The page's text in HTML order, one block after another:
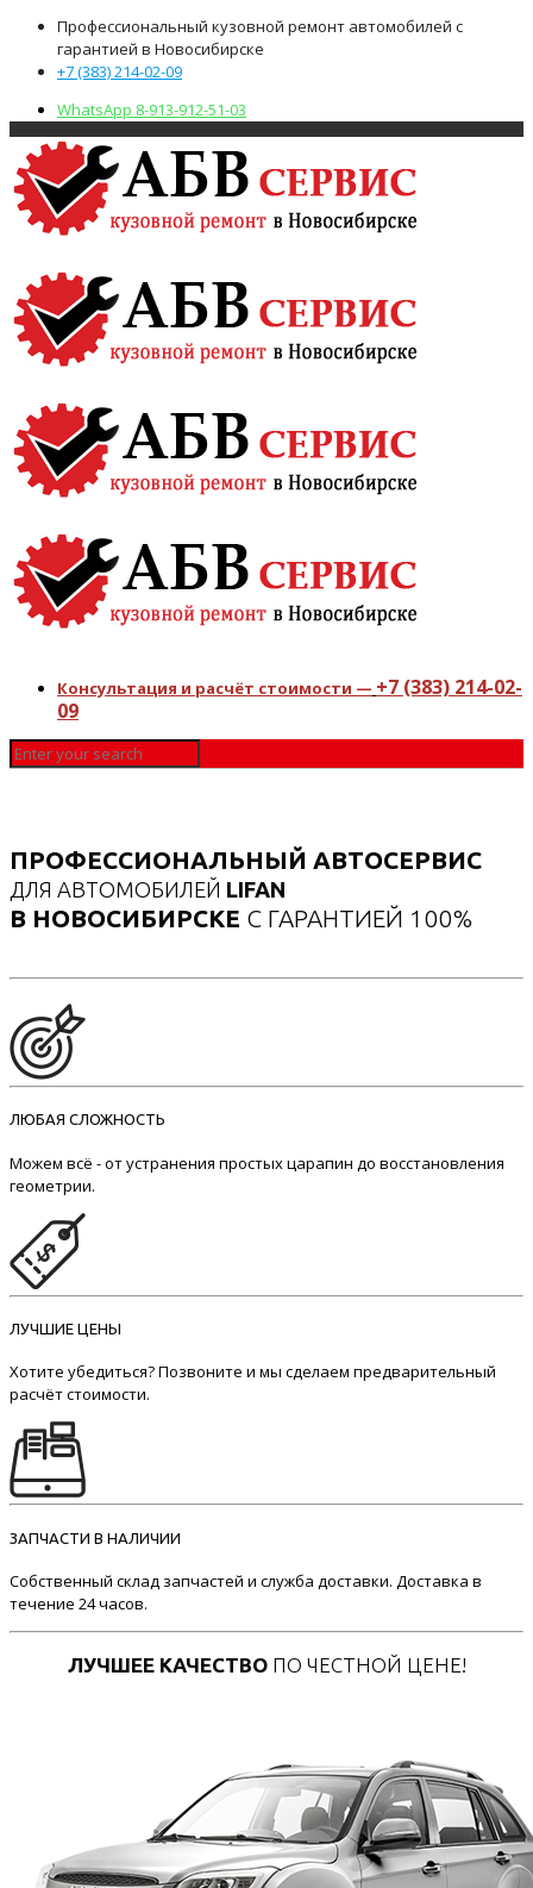
Профессиональный кузовной ремонт автомобилей с
гарантией в Новосибирске
+7 (383) 214-02-09
WhatsApp 8-913-912-51-03
Консультация и расчёт стоимости — +7 (383) 214-02-
09
ПРОФЕССИОНАЛЬНЫЙ АВТОСЕРВИС
ДЛЯ АВТОМОБИЛЕЙ LIFAN
В НОВОСИБИРСКЕ С ГАРАНТИЕЙ 100%
ЛЮБАЯ СЛОЖНОСТЬ
Можем всё - от устранения простых царапин до восстановления
геометрии.
ЛУЧШИЕ ЦЕНЫ
Хотите убедиться? Позвоните и мы сделаем предварительный
расчёт стоимости.
ЗАПЧАСТИ В НАЛИЧИИ
Собственный склад запчастей и служба доставки. Доставка в
течение 24 часов.
ЛУЧШЕЕ КАЧЕСТВОПО ЧЕСТНОЙ ЦЕНЕ!